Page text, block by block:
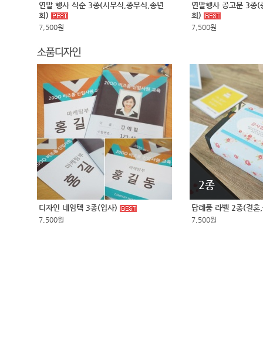
연말 행사 식순 3종(시무식,종무식,송년
회)
7,500원
연말행사 공고문 3종(
회)
7,500원
디자인 네임텍 3종(입사)
7,500원
2종
답례품 라벨 2종(결
7,500원